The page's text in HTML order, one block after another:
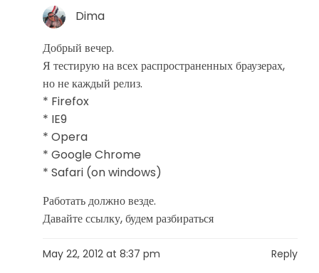
Dima
Добрый вечер.
Я тестирую на всех распространенных браузерах,
но не каждый релиз.
* Firefox
* IE9
* Opera
* Google Chrome
* Safari (on windows)
Работать должно везде.
Давайте ссылку, будем разбираться
May 22, 2012 at 8:37 pm Reply